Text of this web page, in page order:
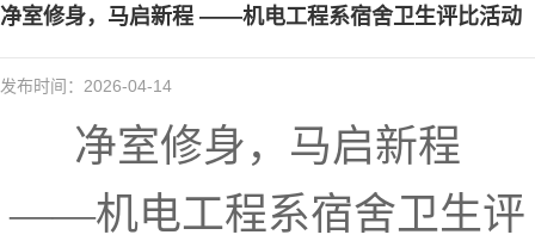
净室修身，马启新程 ——机电工程系宿舍卫生评比活动
发布时间：2026-04-14
净室修身，马启新程
——机电工程系宿舍卫生评